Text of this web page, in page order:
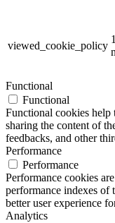
viewed_cookie_policy
Functional
Functional
Functional cookies
sharing the content of
feedbacks, and other
Performance
Performance
Performance cookies
performance indexes of
better user experience
Analytics